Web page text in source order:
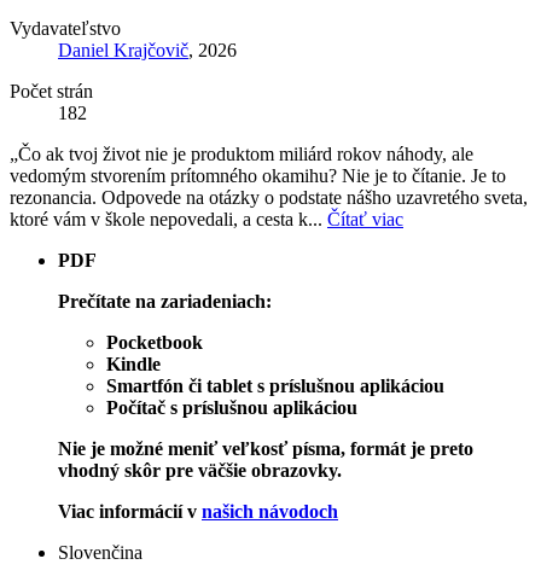
Vydavateľstvo
Daniel Krajčovič, 2026
Počet strán
182
„Čo ak tvoj život nie je produktom miliárd rokov náhody, ale
vedomým stvorením prítomného okamihu? Nie je to čítanie. Je to
rezonancia. Odpovede na otázky o podstate nášho uzavretého sveta,
ktoré vám v škole nepovedali, a cesta k... Čítať viac
PDF
Prečítate na zariadeniach:
Pocketbook
Kindle
Smartfón či tablet s príslušnou aplikáciou
Počítač s príslušnou aplikáciou
Nie je možné meniť veľkosť písma, formát je preto
vhodný skôr pre väčšie obrazovky.
Viac informácií v našich návodoch
Slovenčina